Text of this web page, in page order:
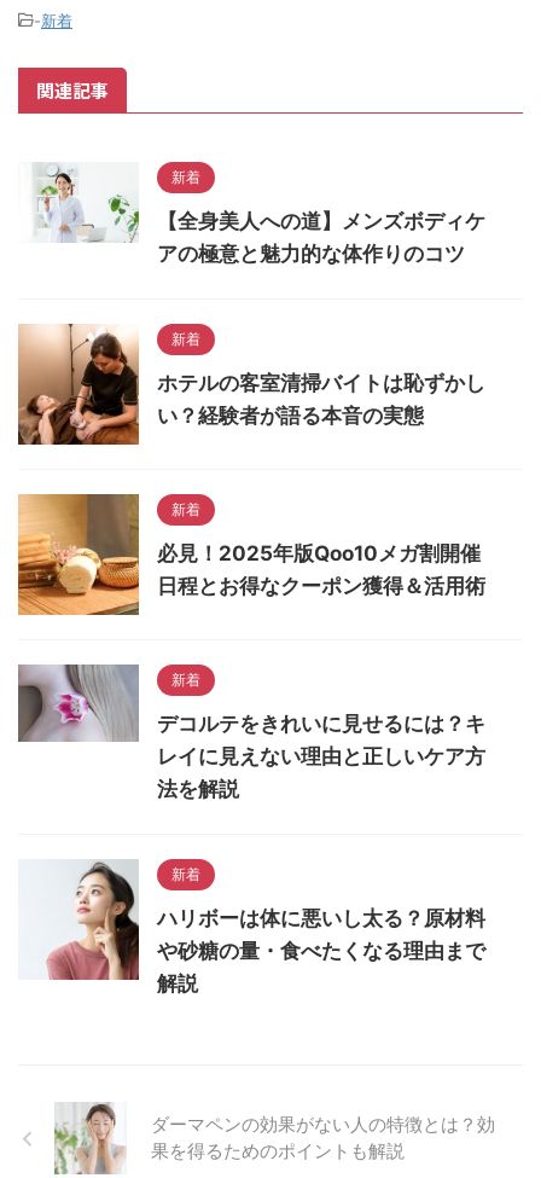
-新着
関連記事
新着
【全身美人への道】メンズボディケ
アの極意と魅力的な体作りのコツ
新着
ホテルの客室清掃バイトは恥ずかし
い？経験者が語る本音の実態
新着
必見！2025年版Qoo10メガ割開催
日程とお得なクーポン獲得＆活用術
新着
デコルテをきれいに見せるには？キ
レイに見えない理由と正しいケア方
法を解説
新着
ハリボーは体に悪いし太る？原材料
や砂糖の量・食べたくなる理由まで
解説
ダーマペンの効果がない人の特徴とは？効
果を得るためのポイントも解説